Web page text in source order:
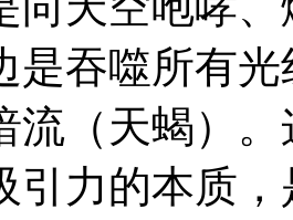
是吞噬所有
流（天蝎）
引力的本质